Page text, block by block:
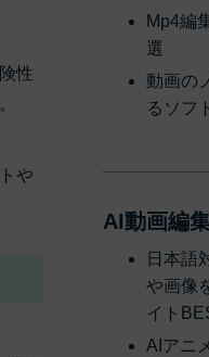
性
や
Mp4編
選
動画の
るソフ
AI動画編
日本語
や画像
イト
AIアニ